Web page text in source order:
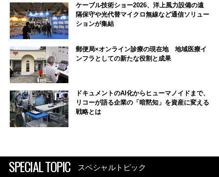
ケーブル技術ショー2026、洋上風力設備の遠
隔保守や光代替マイクロ無線など通信ソリュー
ションが集結
郵便局×オンライン診療の現在地 地域医療イ
ンフラとしての新たな役割と成果
ドキュメントのAI化からヒューマノイドまで、
リコーが語る企業の「暗黙知」を資産に変える
戦略とは
SPECIAL TOPIC スペシャルトピック